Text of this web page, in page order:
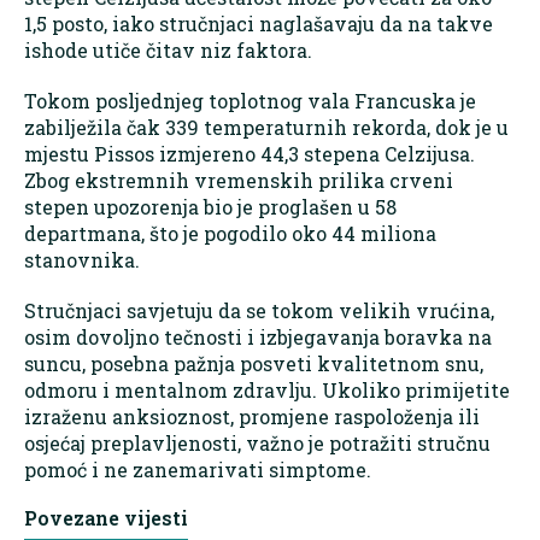
1,5 posto, iako stručnjaci naglašavaju da na takve
ishode utiče čitav niz faktora.
Tokom posljednjeg toplotnog vala Francuska je
zabilježila čak 339 temperaturnih rekorda, dok je u
mjestu Pissos izmjereno 44,3 stepena Celzijusa.
Zbog ekstremnih vremenskih prilika crveni
stepen upozorenja bio je proglašen u 58
departmana, što je pogodilo oko 44 miliona
stanovnika.
Stručnjaci savjetuju da se tokom velikih vrućina,
osim dovoljno tečnosti i izbjegavanja boravka na
suncu, posebna pažnja posveti kvalitetnom snu,
odmoru i mentalnom zdravlju. Ukoliko primijetite
izraženu anksioznost, promjene raspoloženja ili
osjećaj preplavljenosti, važno je potražiti stručnu
pomoć i ne zanemarivati simptome.
Povezane vijesti